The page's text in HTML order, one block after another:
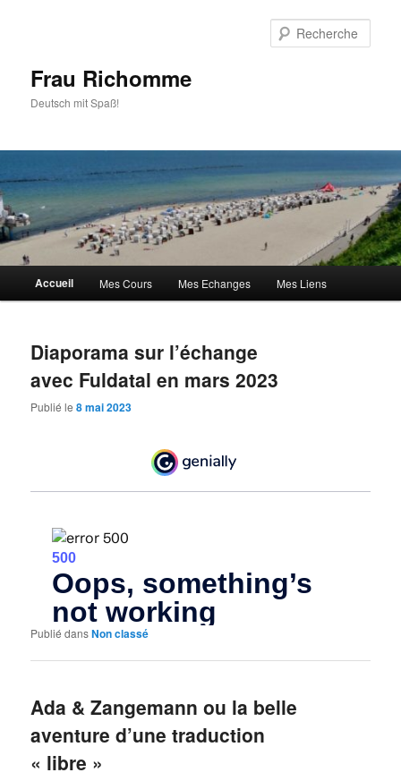
Frau Richomme
Deutsch mit Spaß!
Accueil Mes Cours Mes Echanges Mes Liens
Diaporama sur l’échange
avec Fuldatal en mars 2023
Publié le8 mai 2023
Publié dansNon classé
Ada & Zangemann ou la belle
aventure d’une traduction
« libre »